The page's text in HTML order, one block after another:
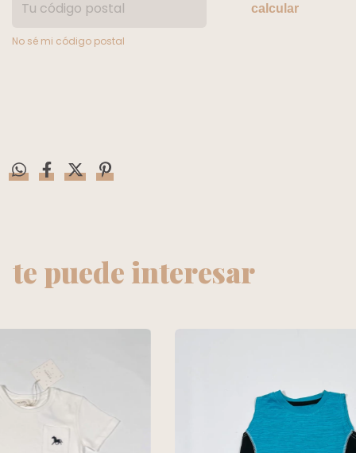
calcular
No sé mi código postal
te puede interesar